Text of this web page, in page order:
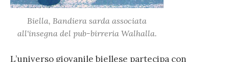
Biella, Bandiera sarda associata
all'insegna del pub-birreria Walhalla.
L’universo giovanile biellese partecipa con